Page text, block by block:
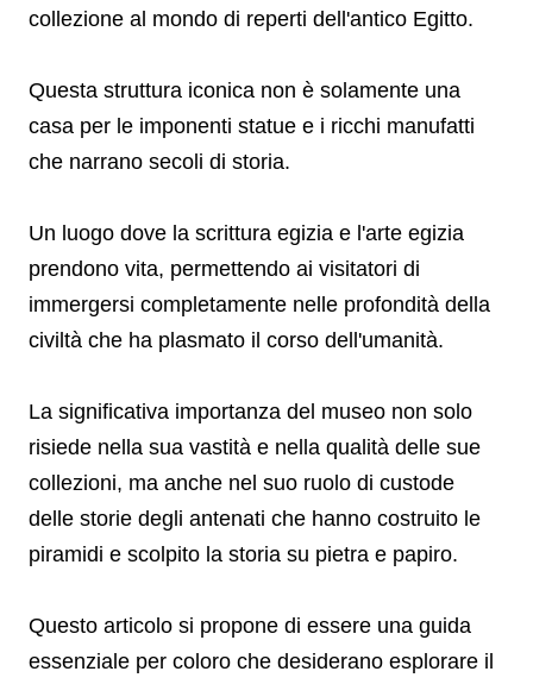
collezione al mondo di reperti dell'antico Egitto.
Questa struttura iconica non è solamente una
casa per le imponenti statue e i ricchi manufatti
che narrano secoli di storia.
Un luogo dove la scrittura egizia e l'arte egizia
prendono vita, permettendo ai visitatori di
immergersi completamente nelle profondità della
civiltà che ha plasmato il corso dell'umanità.
La significativa importanza del museo non solo
risiede nella sua vastità e nella qualità delle sue
collezioni, ma anche nel suo ruolo di custode
delle storie degli antenati che hanno costruito le
piramidi e scolpito la storia su pietra e papiro.
Questo articolo si propone di essere una guida
essenziale per coloro che desiderano esplorare il